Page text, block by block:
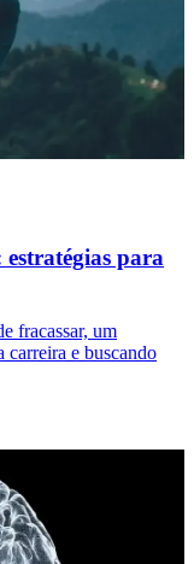
para
fracassar, um
carreira e buscando